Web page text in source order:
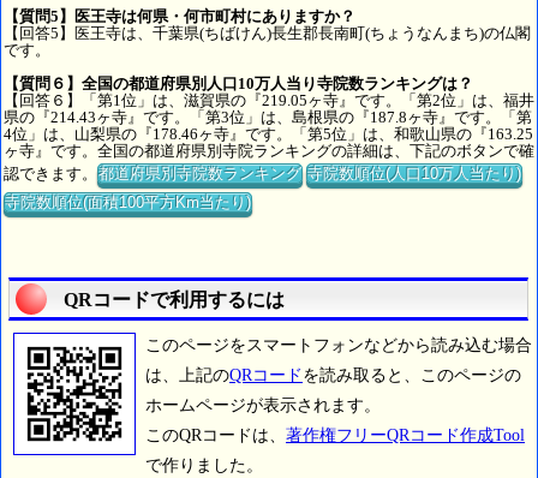
【質問5】医王寺は何県・何市町村にありますか？
【回答5】医王寺は、千葉県(ちばけん)長生郡長南町(ちょうなんまち)の仏閣
です。
【質問６】全国の都道府県別人口10万人当り寺院数ランキングは？
【回答６】「第1位」は、滋賀県の『219.05ヶ寺』です。「第2位」は、福井
県の『214.43ヶ寺』です。「第3位」は、島根県の『187.8ヶ寺』です。「第
4位」は、山梨県の『178.46ヶ寺』です。「第5位」は、和歌山県の『163.25
ヶ寺』です。全国の都道府県別寺院ランキングの詳細は、下記のボタンで確
認できます。都道府県別寺院数ランキング 寺院数順位(人口10万人当たり)
寺院数順位(面積100平方Km当たり)
QRコードで利用するには
このページをスマートフォンなどから読み込む場合
は、上記のQRコード を読み取ると、このページの
ホームページが表示されます。
このQRコードは、 著作権フリーQRコード作成Tool
で作りました。